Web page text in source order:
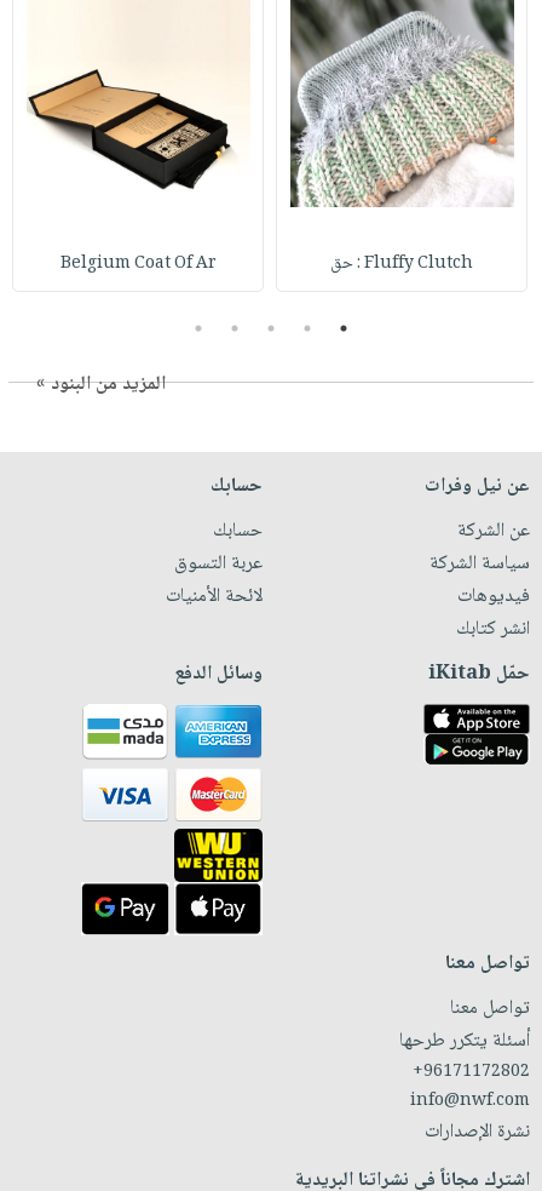
Fluffy Clutch : حق Belgium Coat Of Ar
1
2
3
4
5
المزيد من البنود »
عن نيل وفرات
عن الشركة
سياسة الشركة
فيديوهات
انشر كتابك
حسابك
حسابك
عربة التسوق
لائحة الأمنيات
حمّل iKitab وسائل الدفع
تواصل معنا
تواصل معنا
أسئلة يتكرر طرحها
+96171172802
info@nwf.com
نشرة الإصدارات
اشترك مجاناً في نشراتنا البريدية